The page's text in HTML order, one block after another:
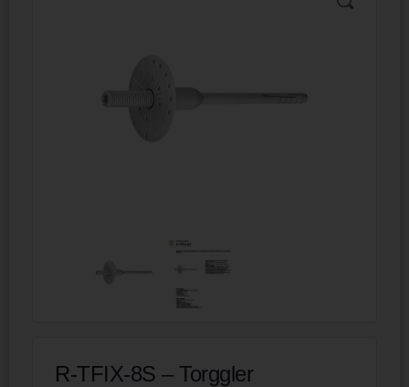
R-TFIX-8S – Torggler